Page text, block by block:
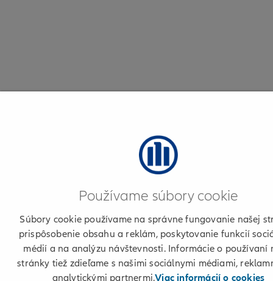
Používame súbory cookie
Súbory cookie používame na správne fungovanie našej
prispôsobenie obsahu a reklám, poskytovanie funkcií
médií a na analýzu návštevnosti. Informácie o používaní
stránky tiež zdieľame s našimi sociálnymi médiami,
analytickými partnermi.Viac informácií o cookies